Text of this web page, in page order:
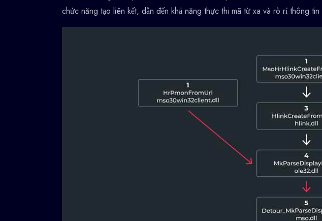
chức năng tạo liên kết, dẫn đến khả năng thực thi mã từ xa và rò rỉ thông